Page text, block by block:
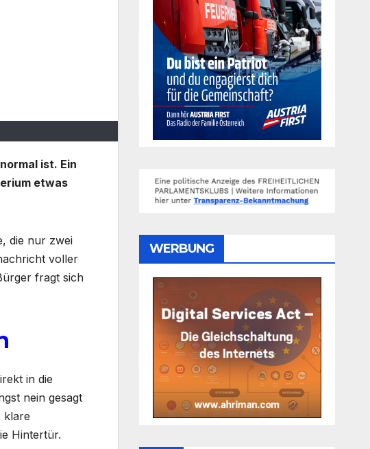
ist. Ein
etwas
die nur zwei
voller
fragt sich
in die
nein gesagt
klare
Hintertür.
WERBUNG